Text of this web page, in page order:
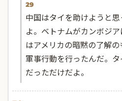
29
中国はタイを助けようと
よ。ベトナムがカンボジ
はアメリカの暗黙の了解
軍事行動を行ったんだ。
だっただけだよ。